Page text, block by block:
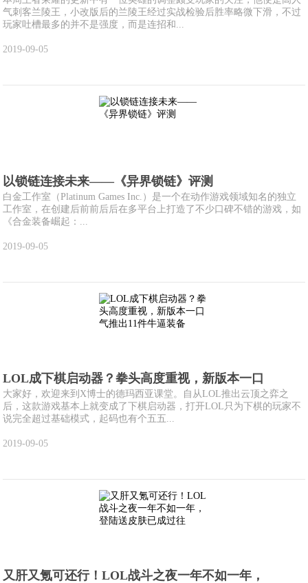
气刺客兰陵王，小改版后的兰陵王经过实战检验后胜率略微下滑，不过
玩家吐槽最多的并不是强度，而是连招和...
2019-09-05
以锁链连接未来——《异界锁链》评测
白金工作室（Platinum Games Inc.）是一个在动作游戏领域知名的独立
工作室，在创建后前前后后在多平台上打造了不少口碑不错的游戏，如
《合金装备崛起：...
2019-09-05
LOL成下棋启动器？拳头高度重视，新版本一口
大家好，欢迎来到X博士的德玛西亚课堂。自从LOL推出云顶之弈之
后，这款游戏基本上就变成了下棋启动器，打开LOL只为下棋的玩家不
说完全超过基础模式，起码也有个五五...
2019-09-05
又肝又氪可还行！LOL战斗之夜一年不如一年，